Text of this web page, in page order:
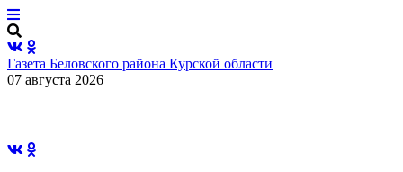
Газета Беловского района Курской области
07 августа 2026